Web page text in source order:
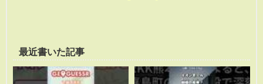
最近書いた記事